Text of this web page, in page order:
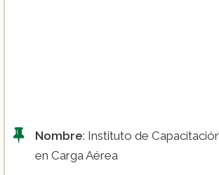
Nombre: Instituto de
en Carga Aérea